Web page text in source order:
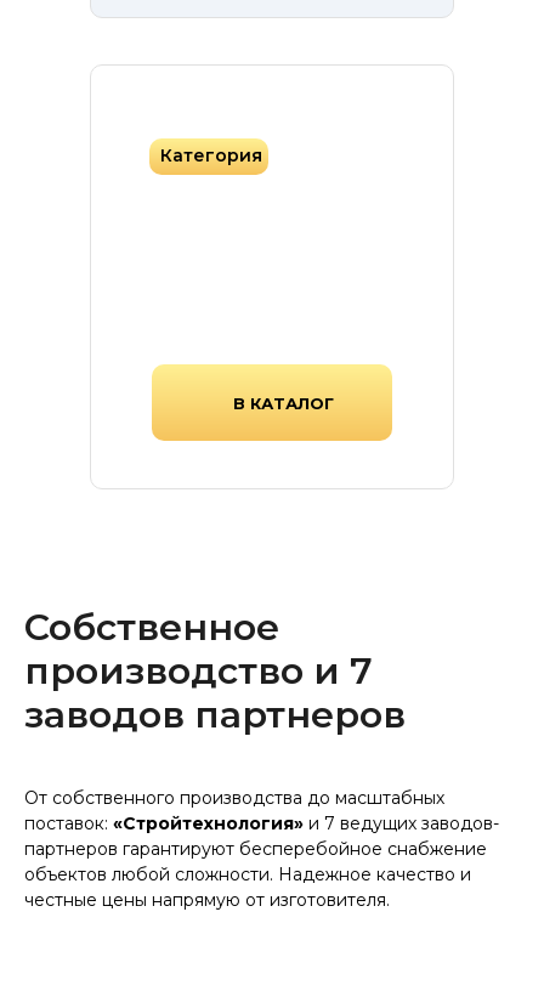
В КАТАЛОГ
Категория
Собственное
производство и 7
заводов партнеров
От собственного производства до масштабных
поставок: «Стройтехнология» и 7 ведущих заводов-
партнеров гарантируют бесперебойное снабжение
объектов любой сложности. Надежное качество и
честные цены напрямую от изготовителя.